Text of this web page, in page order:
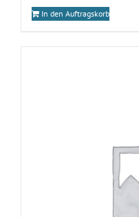
In den Auftragskorb